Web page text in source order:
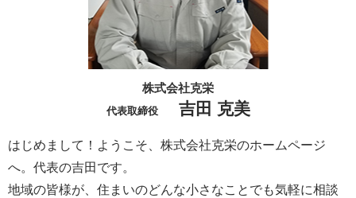
株式会社克栄
代表取締役 吉田 克美
はじめまして！ようこそ、株式会社克栄のホームページ
へ。代表の吉田です。
地域の皆様が、住まいのどんな小さなことでも気軽に相談